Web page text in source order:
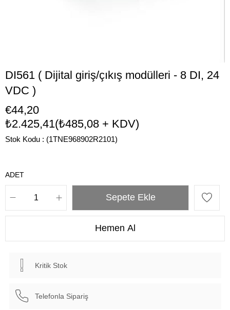
DI561 ( Dijital giriş/çıkış modülleri - 8 DI, 24
VDC )
€44,20
₺2.425,41(₺485,08 + KDV)
Stok Kodu (1TNE968902R2101)
ADET
Kritik Stok
Telefonla Sipariş